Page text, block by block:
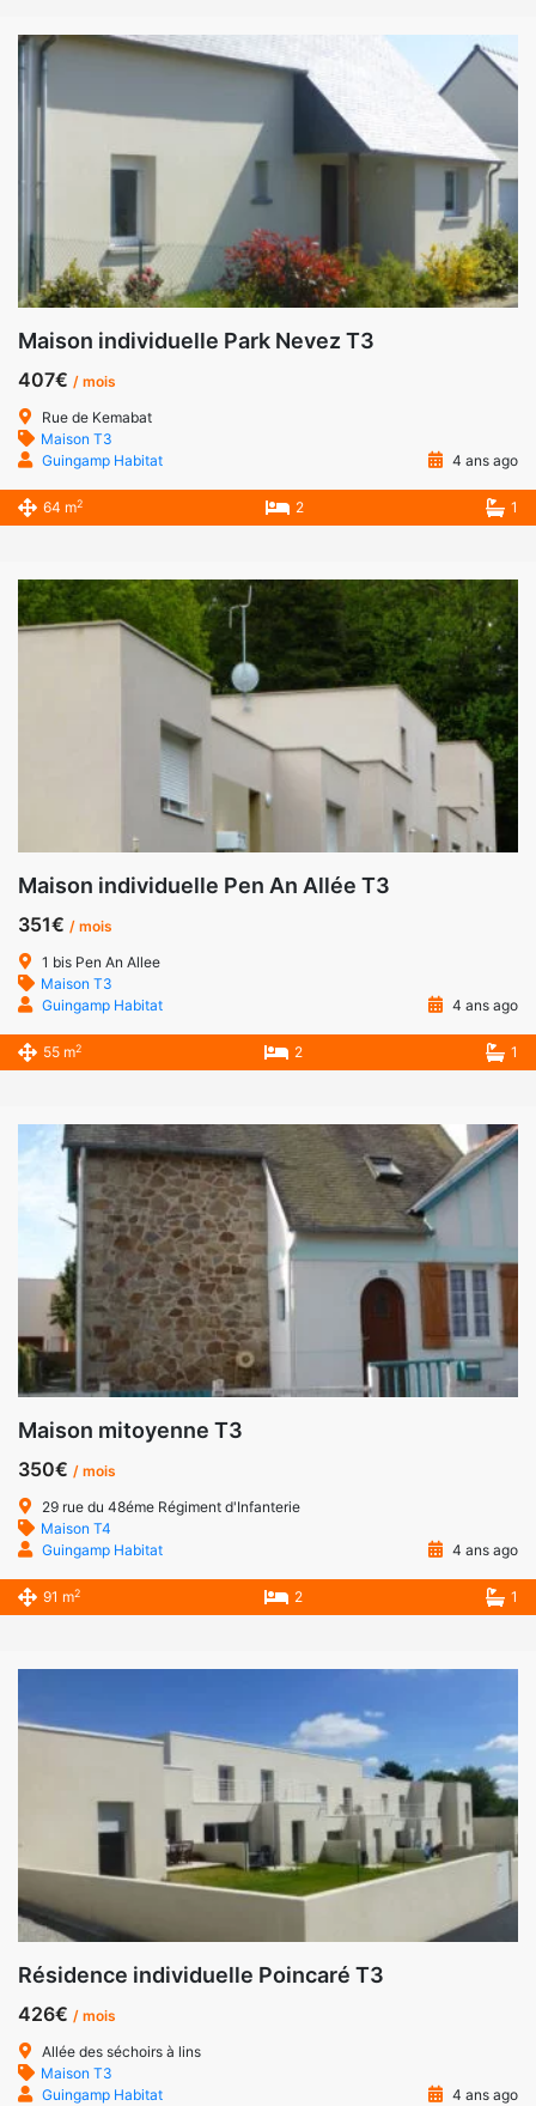
Maison individuelle Park Nevez T3
407€ / mois
Rue de Kemabat
Maison T3
Guingamp Habitat
4 ans ago
64 m2 2 1
Maison individuelle Pen An Allée T3
351€ / mois
1 bis Pen An Allee
Maison T3
Guingamp Habitat
4 ans ago
55 m2 2 1
Maison mitoyenne T3
350€ / mois
29 rue du 48éme Régiment d'Infanterie
Maison T4
Guingamp Habitat
4 ans ago
91 m2 2 1
Résidence individuelle Poincaré T3
426€ / mois
Allée des séchoirs à lins
Maison T3
Guingamp Habitat
4 ans ago